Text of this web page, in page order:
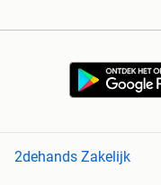
2dehands Zakelijk